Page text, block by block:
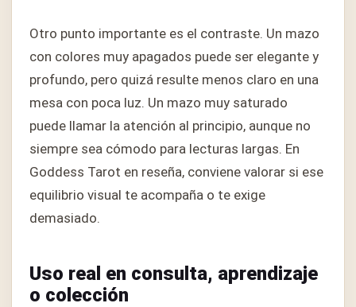
Otro punto importante es el contraste. Un mazo
con colores muy apagados puede ser elegante y
profundo, pero quizá resulte menos claro en una
mesa con poca luz. Un mazo muy saturado
puede llamar la atención al principio, aunque no
siempre sea cómodo para lecturas largas. En
Goddess Tarot en reseña, conviene valorar si ese
equilibrio visual te acompaña o te exige
demasiado.
Uso real en consulta, aprendizaje
o colección